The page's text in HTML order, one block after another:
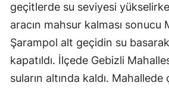
geçitlerde su seviyesi
aracın mahsur kalması sonucu
Şarampol alt geçidin su
kapatıldı. İlçede Gebizli
suların altında kaldı. Mahallede